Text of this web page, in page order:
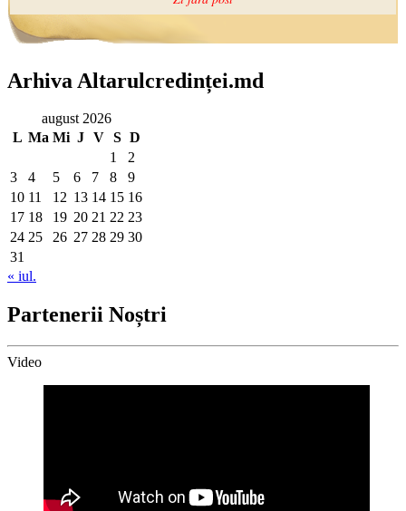
Arhiva Altarulcredinței.md
august 2026
L Ma Mi J V S D
1
2
3
4 5 6 7 8
9
10 11 12 13 14 15 16
17 18 19 20 21 22 23
24 25 26 27 28 29 30
31
« iul.
Partenerii Noștri
Video